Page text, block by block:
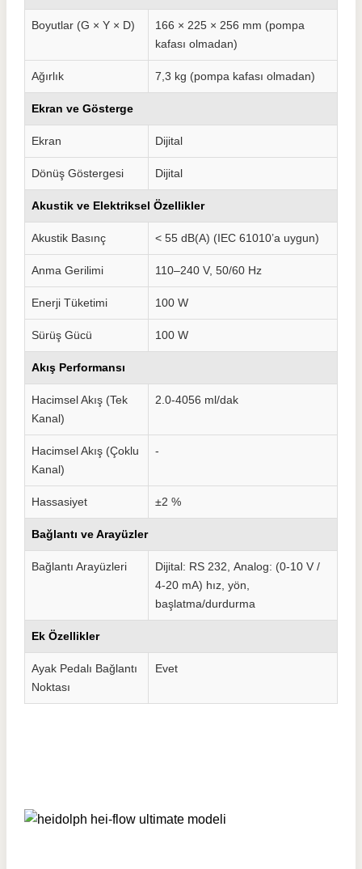
Boyutlar (G × Y × D)
166 × 225 × 256 mm (pompa
kafası olmadan)
Ağırlık 7,3 kg (pompa kafası olmadan)
Ekran ve Gösterge
Ekran Dijital
Dönüş Göstergesi Dijital
Akustik ve Elektriksel Özellikler
Akustik Basınç < 55 dB(A) (IEC 61010’a uygun)
Anma Gerilimi 110–240 V, 50/60 Hz
Enerji Tüketimi 100 W
Sürüş Gücü 100 W
Akış Performansı
Hacimsel Akış (Tek
Kanal)
2.0-4056 ml/dak
Hacimsel Akış (Çoklu
Kanal)
-
Hassasiyet ±2 %
Bağlantı ve Arayüzler
Bağlantı Arayüzleri Dijital: RS 232, Analog: (0-10 V /
4-20 mA) hız, yön,
başlatma/durdurma
Ek Özellikler
Ayak Pedalı Bağlantı
Noktası
Evet